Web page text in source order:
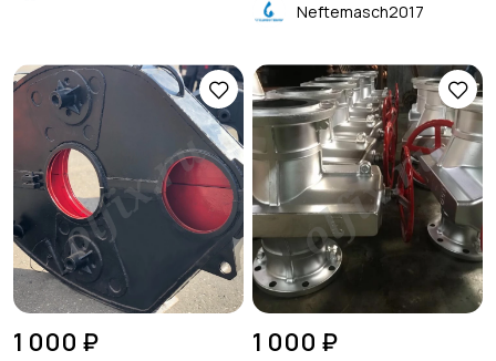
Neftemasch2017
1 000 ₽ 1 000 ₽